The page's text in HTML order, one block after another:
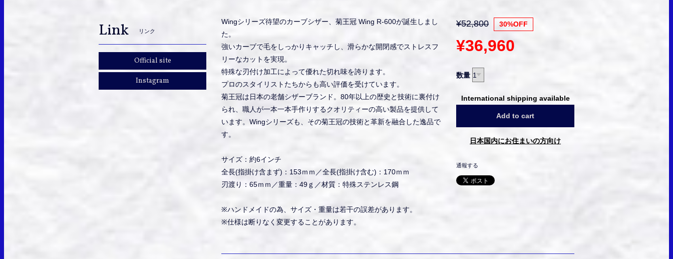
Wingシリーズ待望のカーブシザー、菊王冠 Wing R-600が誕生しまし
た。
強いカーブで毛をしっかりキャッチし、滑らかな開閉感でストレスフ
リーなカットを実現。
特殊な刃付け加工によって優れた切れ味を誇ります。
プロのスタイリストたちからも高い評価を受けています。
菊王冠は日本の老舗シザーブランド。80年以上の歴史と技術に裏付け
られ、職人が一本一本手作りするクオリティーの高い製品を提供して
います。Wingシリーズも、その菊王冠の技術と革新を融合した逸品で
す。
サイズ：約6インチ
全長(指掛け含まず)：153ｍｍ／全長(指掛け含む)：170ｍｍ
刃渡り：65ｍｍ／重量：49ｇ／材質：特殊ステンレス鋼
※ハンドメイドの為、サイズ・重量は若干の誤差があります。
※仕様は断りなく変更することがあります。
¥52,800 30%OFF
¥36,960
数量
International shipping available
Add to cart
日本国内にお住まいの方向け
通報する
Link リンク
Official site
Instagram